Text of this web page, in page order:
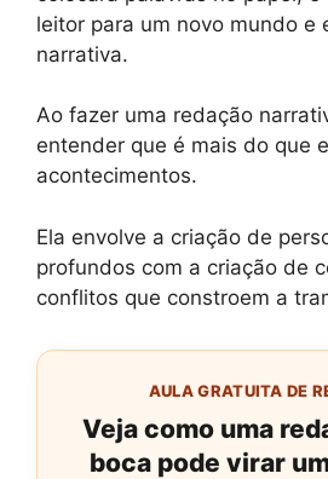
leitor para um novo mundo e
narrativa.
Ao fazer uma redação
entender que é mais do que
acontecimentos.
Ela envolve a criação de
profundos com a criação de
conflitos que constroem a
AULA GRATUITA DE
Veja como uma
boca pode virar